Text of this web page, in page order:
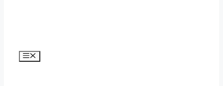
Menü